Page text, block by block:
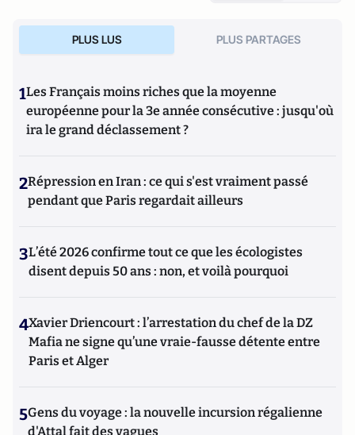
PLUS LUS PLUS PARTAGES
1Les Français moins riches que la moyenne
européenne pour la 3e année consécutive : jusqu'où
ira le grand déclassement ?
2Répression en Iran : ce qui s'est vraiment passé
pendant que Paris regardait ailleurs
3L’été 2026 confirme tout ce que les écologistes
disent depuis 50 ans : non, et voilà pourquoi
4Xavier Driencourt : l’arrestation du chef de la DZ
Mafia ne signe qu’une vraie-fausse détente entre
Paris et Alger
5Gens du voyage : la nouvelle incursion régalienne
d'Attal fait des vagues